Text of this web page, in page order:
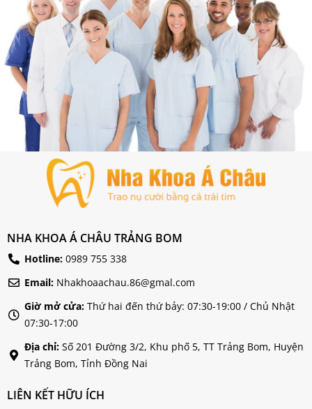
NHA KHOA Á CHÂU TRẢNG BOM
Hotline: 0989 755 338
Email: Nhakhoaachau.86@gmal.com
Giờ mở cửa: Thứ hai đến thứ bảy: 07:30-19:00 / Chủ Nhật
07:30-17:00
Địa chỉ: Số 201 Đường 3/2, Khu phố 5, TT Trảng Bom, Huyện
Trảng Bom, Tỉnh Đồng Nai
LIÊN KẾT HỮU ÍCH